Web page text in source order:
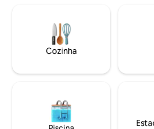
particular confortável para buscar
nossos hóspedes com preço extra
acessível a qualquer momento. Confira
nossos GUIAS. BEM-VINDO, KARIBU.
Cozinha